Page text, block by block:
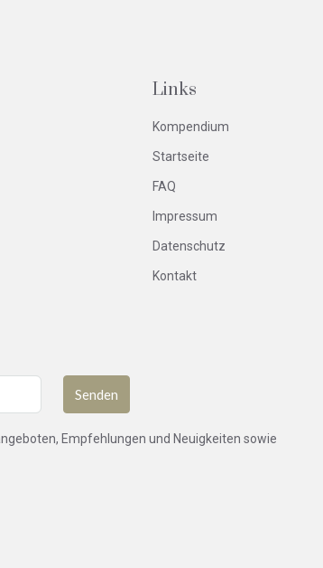
Links
Kompendium
Startseite
FAQ
Impressum
Datenschutz
Kontakt
Senden
Empfehlungen und Neuigkeiten sowie